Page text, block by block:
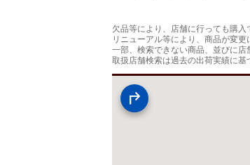
欠品等により、店舗に行っても購
リニューアル等により、商品が変
一部、検索できない商品、並びに店
取扱店舗検索は過去の出荷実績に